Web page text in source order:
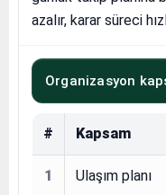
azalır, karar süreci
Organizasyon
# Kapsam
1 Ulaşım planı